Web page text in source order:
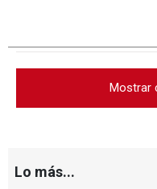
Mostrar
Lo más...